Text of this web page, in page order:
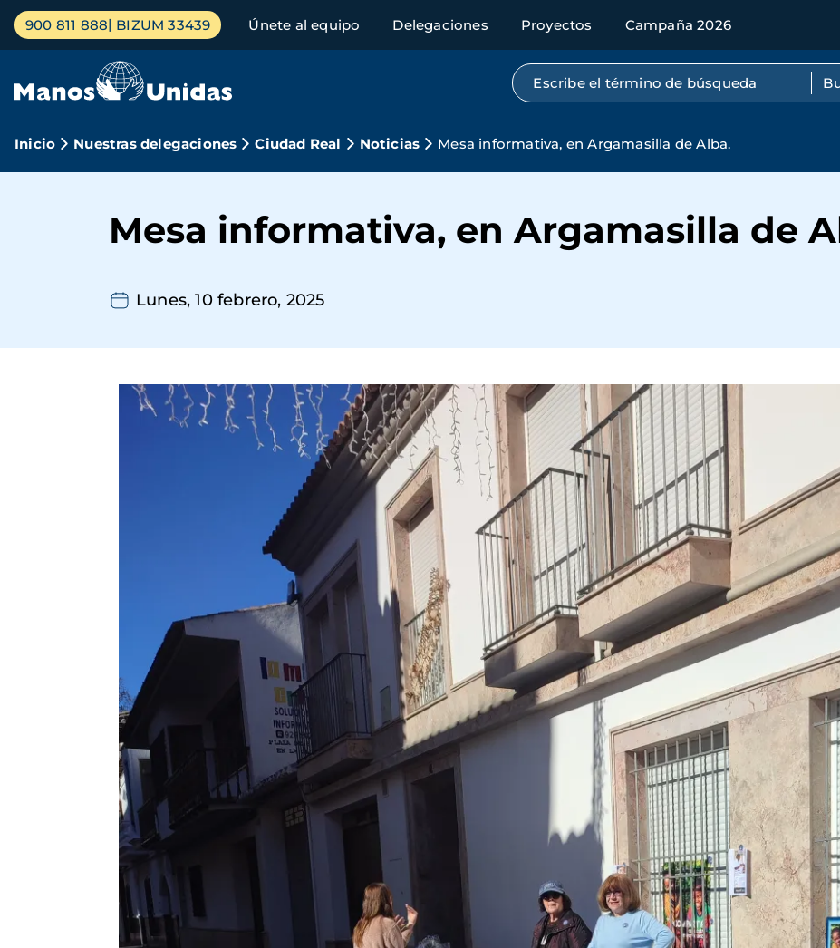
Pasar
contenido
Menú
principal
900 811 888 BIZUM 33439 Únete al equipo Delegaciones Proyectos Campaña 2026
Búsqueda por texto completo
Ruta
navegación
Inicio Nuestras delegaciones Ciudad Real Noticias Mesa informativa, en Argamasilla de Alba.
Mesa informativa, en Argamasilla de
Lunes, 10 febrero, 2025